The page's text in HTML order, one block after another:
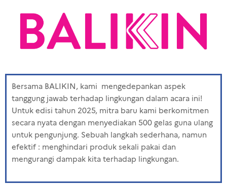
Bersama BALIKIN, kami mengedepankan aspek
tanggung jawab terhadap lingkungan dalam acara ini!
Untuk edisi tahun 2025, mitra baru kami berkomitmen
secara nyata dengan menyediakan 500 gelas guna ulang
untuk pengunjung. Sebuah langkah sederhana, namun
efektif : menghindari produk sekali pakai dan
mengurangi dampak kita terhadap lingkungan.